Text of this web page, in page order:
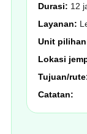
Durasi: 12
Layanan:
Unit
Lokasi
Tujuan/
Catatan: